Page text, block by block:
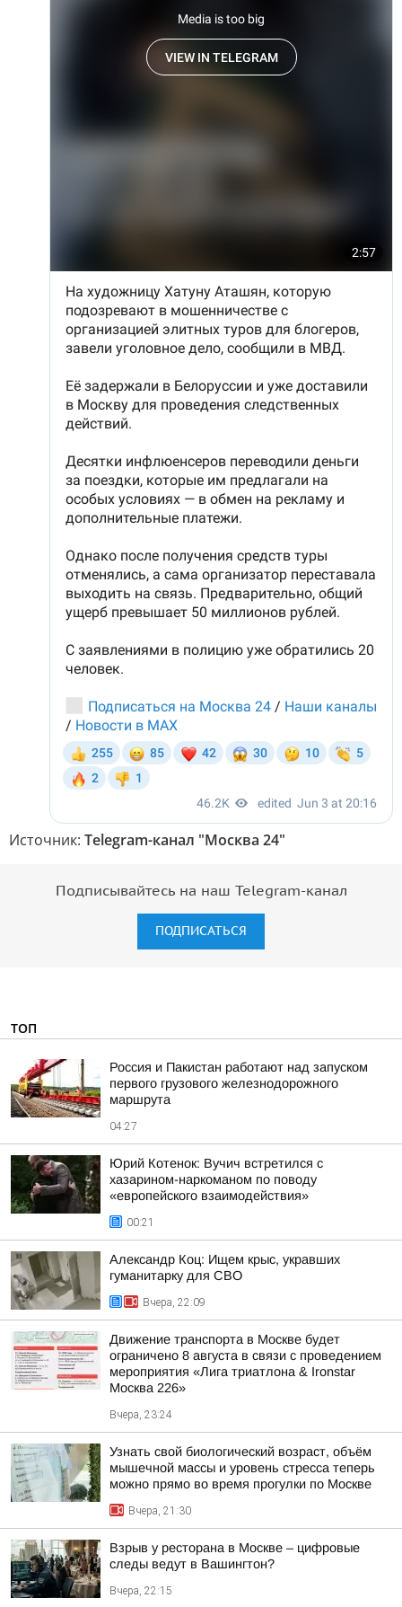
Источник: Telegram-канал "Москва 24"
Подписывайтесь на наш Telegram-канал
ПОДПИСАТЬСЯ
ТОП
Россия и Пакистан работают над запуском
первого грузового железнодорожного
маршрута
04:27
Юрий Котенок: Вучич встретился с
хазарином-наркоманом по поводу
«европейского взаимодействия»
00:21
Александр Коц: Ищем крыс, укравших
гуманитарку для СВО
Вчера, 22:09
Движение транспорта в Москве будет
ограничено 8 августа в связи с проведением
мероприятия «Лига триатлона & Ironstar
Москва 226»
Вчера, 23:24
Узнать свой биологический возраст, объём
мышечной массы и уровень стресса теперь
можно прямо во время прогулки по Москве
Вчера, 21:30
Взрыв у ресторана в Москве – цифровые
следы ведут в Вашингтон?
Вчера, 22:15